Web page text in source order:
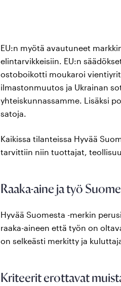
EU:n myötä avautuneet
elintarvikkeisiin. EU:n
ostoboikotti moukaroi
ilmastonmuutos ja Ukrainan
yhteiskunnassamme. Lisäksi
satoja.
Kaikissa tilanteissa Hyvää
tarvittiin niin tuottajat,
Raaka-aine ja työ
Hyvää Suomesta -merkin
raaka-aineen että työn on
on selkeästi merkitty ja
Kriteerit erottavat